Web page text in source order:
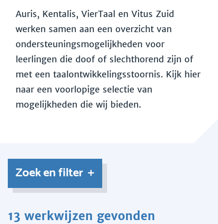
Auris, Kentalis, VierTaal en Vitus Zuid
werken samen aan een overzicht van
ondersteuningsmogelijkheden voor
leerlingen die doof of slechthorend zijn of
met een taalontwikkelingsstoornis. Kijk hier
naar een voorlopige selectie van
mogelijkheden die wij bieden.
Zoek en filter
13 werkwijzen gevonden